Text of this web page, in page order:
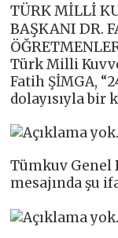
TÜRK MİLLİ
BAŞKANI DR.
Türk Milli
Fatih ŞİMGA,
dolayısıyla bir
Tümkuv Genel
mesajında şu